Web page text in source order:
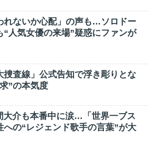
れないか心配」の声も…ソロドー
“人気女優の来場”疑惑にファンが
捜査線」公式告知で浮き彫りとな
”の本気度
大介も本番中に涙…「世界一ブス
への“レジェンド歌手の言葉”が大